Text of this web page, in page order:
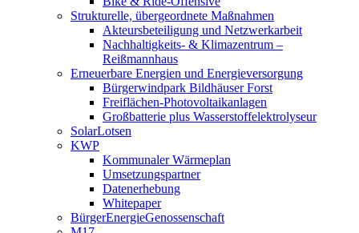
Strukturelle, übergeordnete Maßnahmen
Akteursbeteiligung und Netzwerkarbeit
Nachhaltigkeits- & Klimazentrum –
Reißmannhaus
Erneuerbare Energien und Energieversorgung
Bürgerwindpark Bildhäuser Forst
Freiflächen-Photovoltaikanlagen
Großbatterie plus Wasserstoffelektrolyseur
SolarLotsen
KWP
Kommunaler Wärmeplan
Umsetzungspartner
Datenerhebung
Whitepaper
BürgerEnergieGenossenschaft